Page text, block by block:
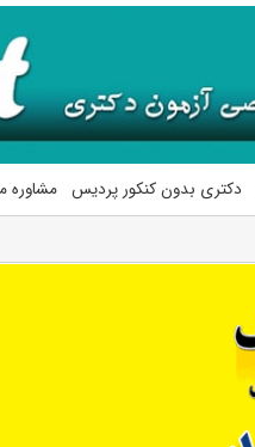
دکتری بدون کنکور پردیس مشاوره